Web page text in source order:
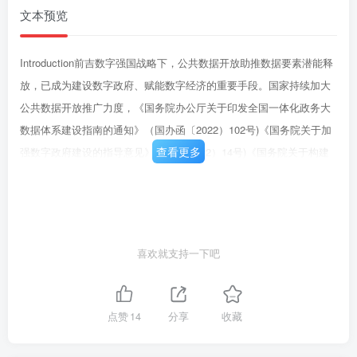
文本预览
Introduction前吉数字强国战略下，公共数据开放助推数据要素潜能释
放，已成为建设数字政府、赋能数字经济的重要手段。国家持续加大
公共数据开放推广力度，《国务院办公厅关于印发全国一体化政务大
数据体系建设指南的通知》（国办函〔2022）102号)《国务院关于加
强数字政府建设的指导意见》（国发(2022）14号)《国务院关于构建
稳步前进。2022年评估结果显示，我省数据开放工作进步明显，数据
开放能力和数据开放水平持续提升。2022年度四川省公共数据开放评
估立足本省实际，重点关注数据质量与数据安全，同时广泛听取各市
查看更多
喜欢就支持一下吧
点赞14 分享 收藏